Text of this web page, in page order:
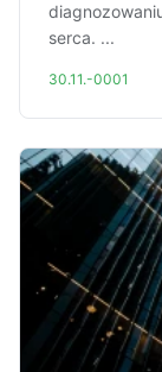
serca. ...
30.11.-0001